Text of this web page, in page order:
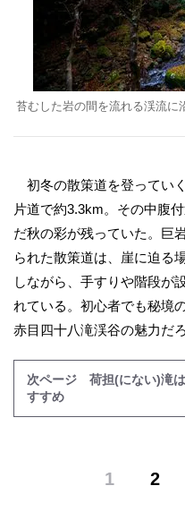
苔むした岩の間を流れる渓流
初冬の散策道を登ってい
片道で約3.3km。その中腹
だ秋の彩が残っていた。巨
られた散策道は、崖に迫る
しながら、手すりや階段が
れている。初心者でも秘境
赤目四十八滝渓谷の魅力だろ
次ページ 荷担(にない)滝
すすめ
1 2